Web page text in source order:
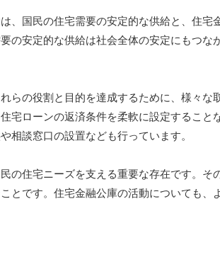
、国民の住宅需要の安定的な供給と、住
の安定的な供給は社会全体の安定にもつ
らの役割と目的を達成するために、様々
宅ローンの返済条件を柔軟に設定するこ
相談窓口の設置なども行っています。
の住宅ニーズを支える重要な存在です。
とです。住宅金融公庫の活動についても